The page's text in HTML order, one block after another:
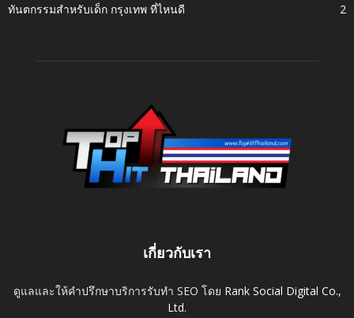
ทันตกรรมสำหรับเด็ก กรุงเทพ ที่ไหนดี
2
เกี่ยวกับเรา
ดูแลและให้คำปรึกษาบริการรับทำ SEO โดย Rank Social Digital Co.,
Ltd.